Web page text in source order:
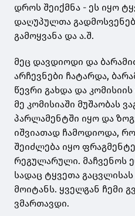
დროს შეიქმნა - ეს იყო
დაღუპულთა
გამოყვანა და ა.შ.
მეც დავდიოდი და
არჩევნები ჩატარდა,
წევრი გახდა და
მე კომისიაში მუშაობას
პარლამენტში იყო და
იშვიათად ჩამოდიოდა,
შეიძლება იყო
რეგულარული. მაჩვენოს
სადაც ტყვეთა გაცვლისას
მოიტანს. ყველგან ჩემი
ვმართავდი.